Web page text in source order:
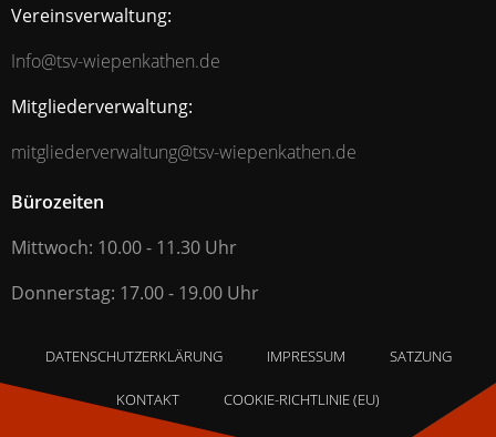
Bürozeiten
Mittwoch: 10.00 - 11.30 Uhr
Donnerstag: 17.00 - 19.00 Uhr
Vereinsverwaltung:
Info@tsv-wiepenkathen.de
Mitgliederverwaltung:
mitgliederverwaltung@tsv-wiepenkathen.de
DATENSCHUTZERKLÄRUNG IMPRESSUM SATZUNG
KONTAKT COOKIE-RICHTLINIE (EU)